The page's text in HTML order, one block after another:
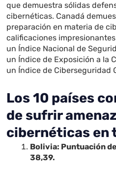
que demuestra sólidas
cibernéticas. Canadá
preparación en materia de
calificaciones
un Índice Nacional de
un Índice de Exposición a la
un Índice de Ciberseguridad
Los 10 países
de sufrir
cibernéticas en
Bolivia: Puntuación
38,39.